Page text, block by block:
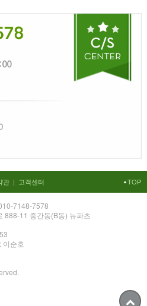
관 | 고객센터 TOP
7148-7578
888-11 중간동(B동) 뉴파츠
이순호